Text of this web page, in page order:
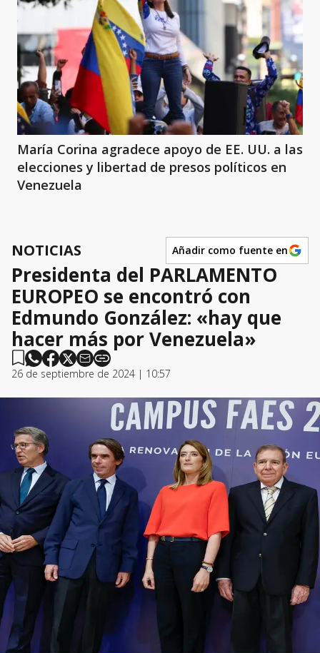
María Corina agradece apoyo de EE. UU. a las
elecciones y libertad de presos políticos en
Venezuela
NOTICIAS Añadir como fuente en
Presidenta del PARLAMENTO
EUROPEO se encontró con
Edmundo González: «hay que
hacer más por Venezuela»
26 de septiembre de 2024 | 10:57